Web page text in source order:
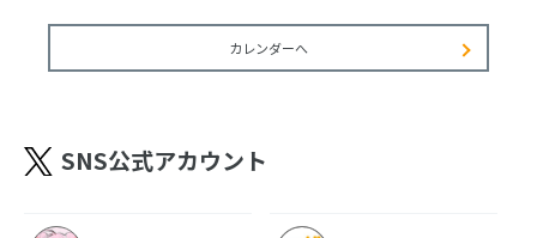
カレンダーへ
SNS公式アカウント